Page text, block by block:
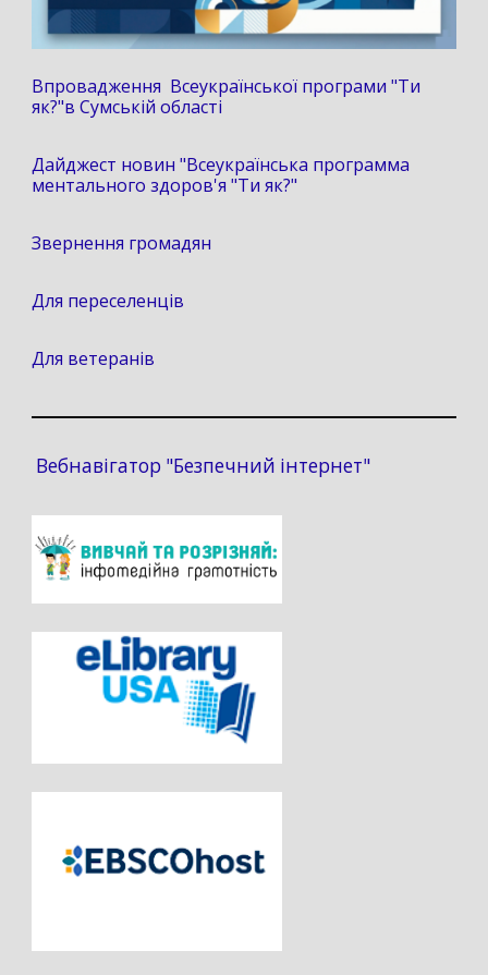
Впровадження Всеукраїнської програми "Ти
як?"в Сумській області
Дайджест новин "Всеукраїнська программа
ментального здоров'я "Ти як?"
Звернення громадян
Для переселенців
Для ветеранів
Вебнавігатор "Безпечний інтернет"